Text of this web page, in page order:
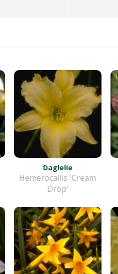
Daglelie
Hemerocallis 'Cream
Drop'